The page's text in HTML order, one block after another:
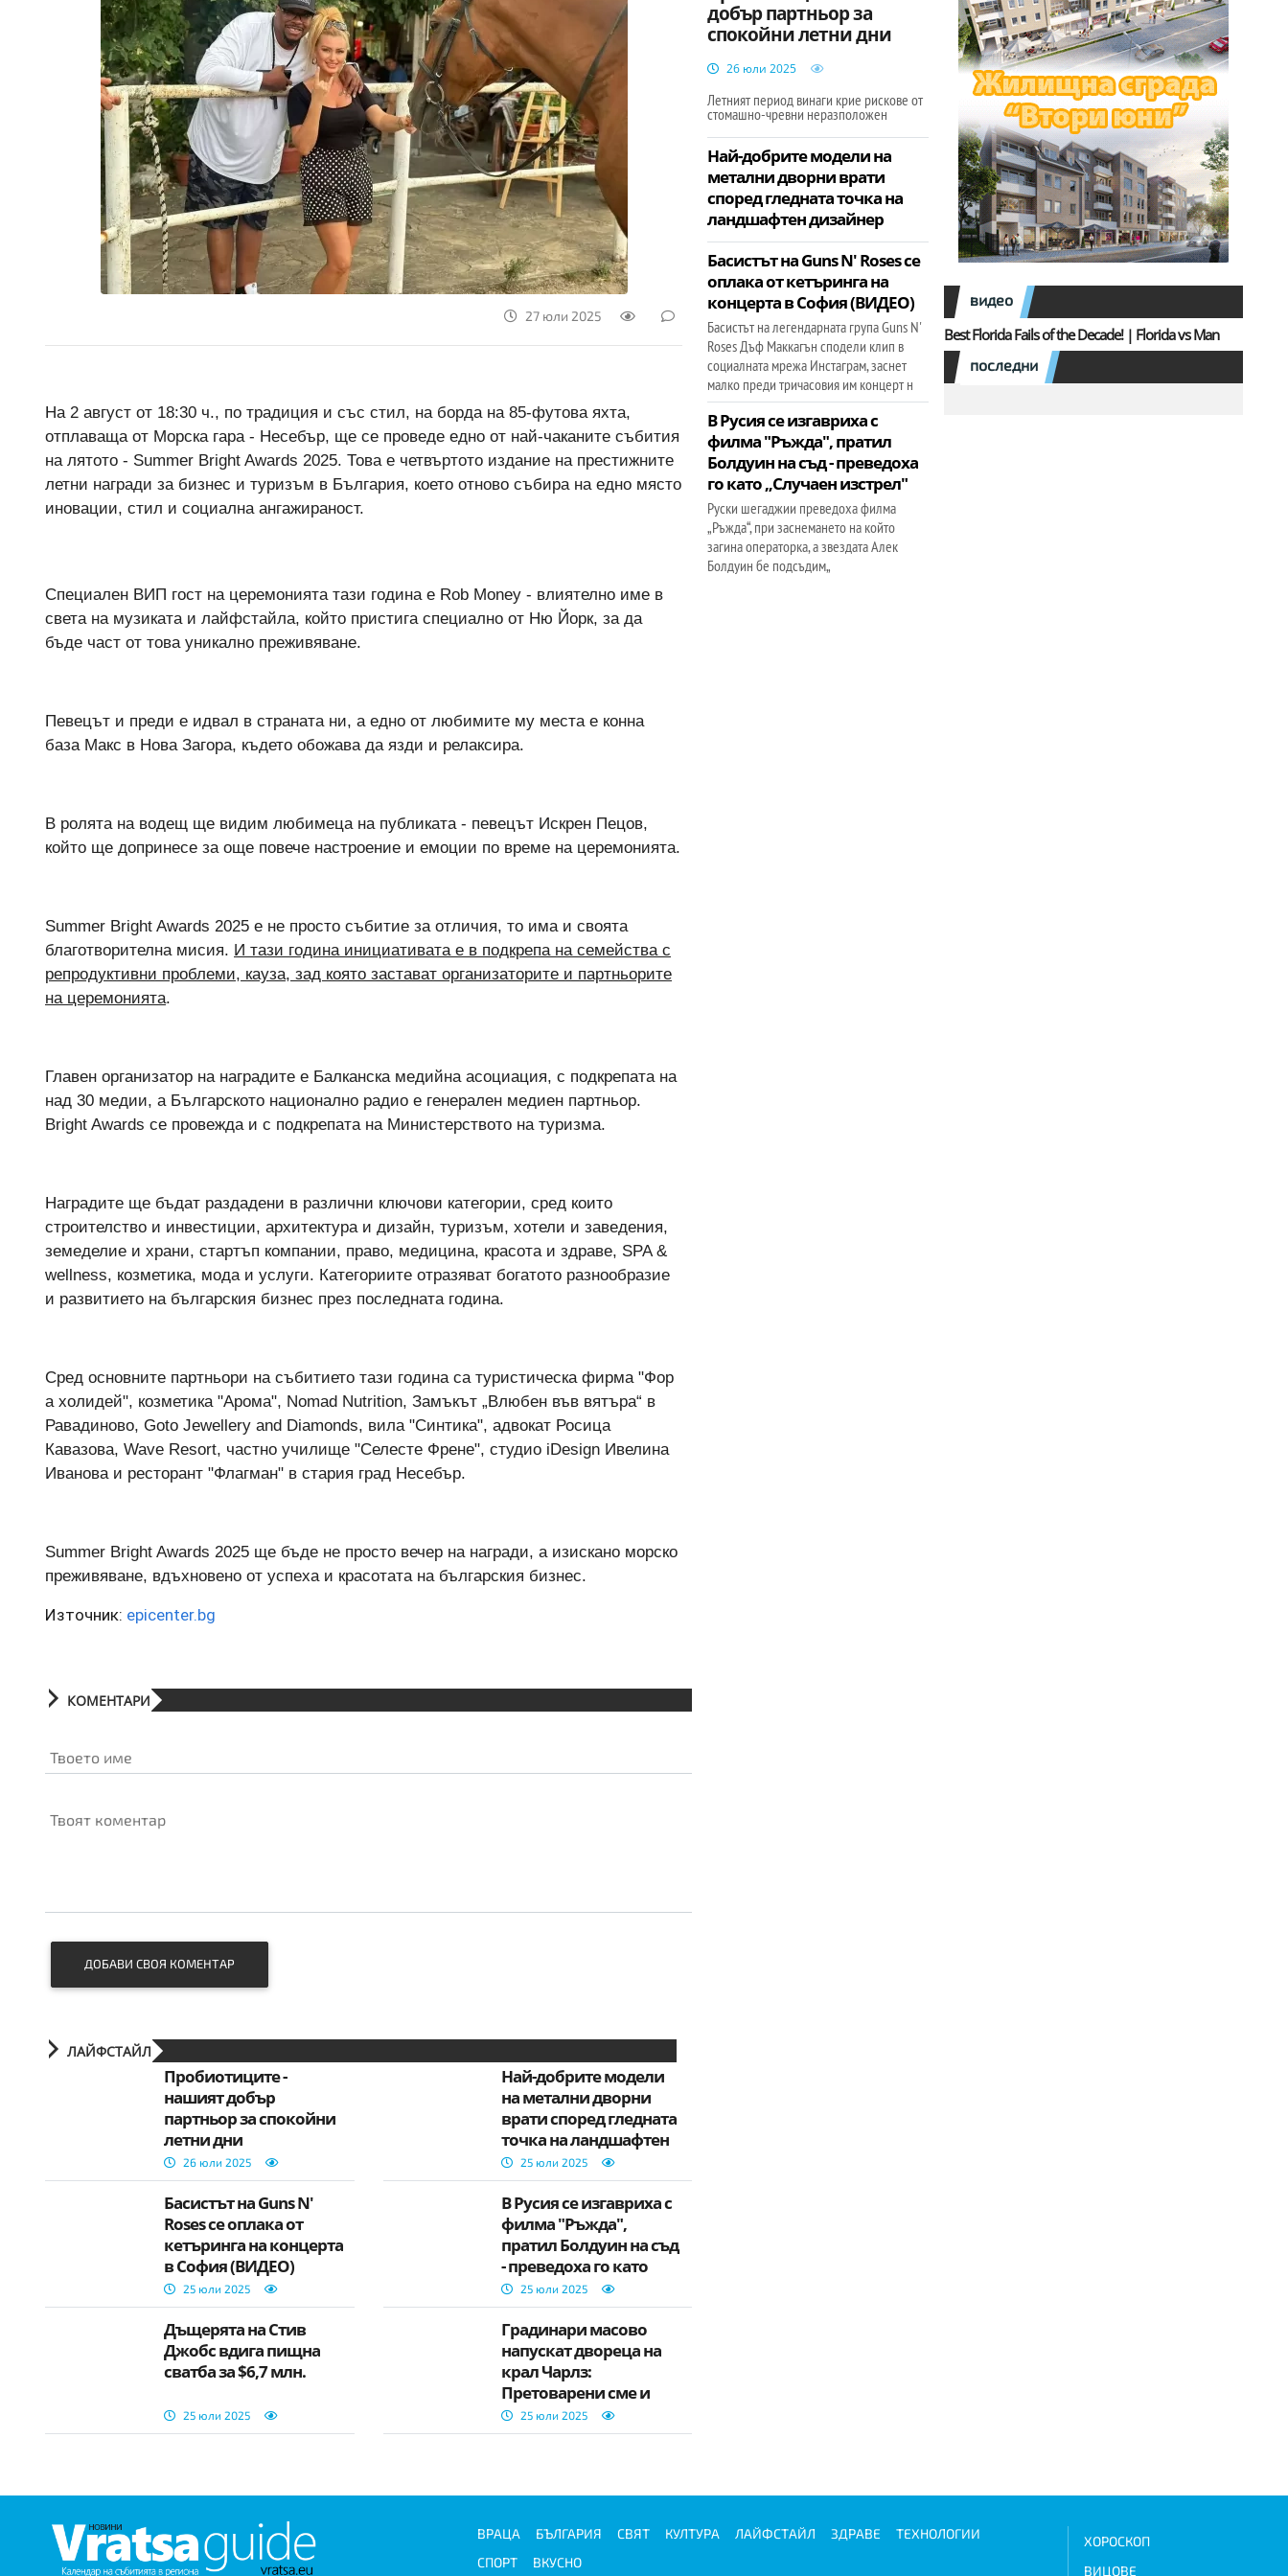
27 юли 2025
На 2 август от 18:30 ч., по традиция и със стил, на борда на 85-футова яхта,
отплаваща от Морска гара - Несебър, ще се проведе едно от най-чаканите събития
на лятото - Summer Bright Awards 2025. Това е четвъртото издание на престижните
летни награди за бизнес и туризъм в България, което отново събира на едно място
иновации, стил и социална ангажираност.
Специален ВИП гост на церемонията тази година е Rob Money - влиятелно име в
света на музиката и лайфстайла, който пристига специално от Ню Йорк, за да
бъде част от това уникално преживяване.
Певецът и преди е идвал в страната ни, а едно от любимите му места е конна
база Макс в Нова Загора, където обожава да язди и релаксира.
В ролята на водещ ще видим любимеца на публиката - певецът Искрен Пецов,
който ще допринесе за още повече настроение и емоции по време на церемонията.
Summer Bright Awards 2025 е не просто събитие за отличия, то има и своята
благотворителна мисия. И тази година инициативата е в подкрепа на семейства с
репродуктивни проблеми, кауза, зад която застават организаторите и партньорите
на церемонията.
Главен организатор на наградите е Балканска медийна асоциация, с подкрепата на
над 30 медии, а Българското национално радио е генерален медиен партньор.
Bright Awards се провежда и с подкрепата на Министерството на туризма.
Наградите ще бъдат раздадени в различни ключови категории, сред които
строителство и инвестиции, архитектура и дизайн, туризъм, хотели и заведения,
земеделие и храни, стартъп компании, право, медицина, красота и здраве, SPA &
wellness, козметика, мода и услуги. Категориите отразяват богатото разнообразие
и развитието на българския бизнес през последната година.
Сред основните партньори на събитието тази година са туристическа фирма "Фор
а холидей", козметика "Арома", Nomad Nutrition, Замъкът „Влюбен във вятъра“ в
Равадиново, Goto Jewellery and Diamonds, вила "Синтика", адвокат Росица
Кавазова, Wave Resort, частно училище "Селесте Френе", студио iDesign Ивелина
Иванова и ресторант "Флагман" в стария град Несебър.
Summer Bright Awards 2025 ще бъде не просто вечер на награди, а изискано морско
преживяване, вдъхновено от успеха и красотата на българския бизнес.
Източник: epicenter.bg
КОМЕНТАРИ
Твоето име
Твоят коментар
ДОБАВИ СВОЯ КОМЕНТАР
ЛАЙФСТАЙЛ
Пробиотиците -
нашият добър
партньор за спокойни
летни дни
26 юли 2025
Най-добрите модели
на метални дворни
врати според гледната
точка на ландшафтен
дизайнер
25 юли 2025
Басистът на Guns N'
Roses се оплака от
кетъринга на концерта
в София (ВИДЕО)
25 юли 2025
В Русия се изгавриха с
филма "Ръжда",
пратил Болдуин на съд
- преведоха го като
„Случаен изстрел"
25 юли 2025
Дъщерята на Стив
Джобс вдига пищна
сватба за $6,7 млн.
25 юли 2025
Градинари масово
напускат двореца на
крал Чарлз:
Претоварени сме и
недобре платени
25 юли 2025
добър партньор за
спокойни летни дни
26 юли 2025
Летният период винаги крие рискове от
стомашно-чревни неразположен
Най-добрите модели на
метални дворни врати
според гледната точка на
ландшафтен дизайнер
Басистът на Guns N' Roses се
оплака от кетъринга на
концерта в София (ВИДЕО)
Басистът на легендарната група Guns N'
Roses Дъф Маккагън сподели клип в
социалната мрежа Инстаграм, заснет
малко преди тричасовия им концерт н
В Русия се изгавриха с
филма "Ръжда", пратил
Болдуин на съд - преведоха
го като „Случаен изстрел"
Руски шегаджии преведоха филма
„Ръжда“, при заснемането на който
загина операторка, а звездата Алек
Болдуин бе подсъдим„
видео
Best Florida Fails of the Decade! | Florida vs Man
последни
ВРАЦА БЪЛГАРИЯ СВЯТ КУЛТУРА ЛАЙФСТАЙЛ ЗДРАВЕ
ТЕХНОЛОГИИ
СПОРТ
ВКУСНО
ХОРОСКОП
ВИЦОВЕ